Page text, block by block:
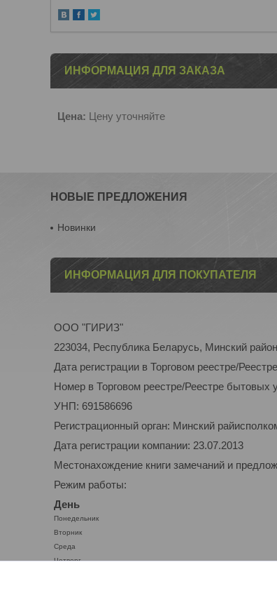
ИНФОРМАЦИЯ ДЛЯ ЗАКАЗА
Цена: Цену уточняйте
НОВЫЕ ПРЕДЛОЖЕНИЯ
Новинки
ИНФОРМАЦИЯ ДЛЯ ПОКУПАТЕЛЯ
ООО "ГИРИЗ"
223034, Республика Беларусь, Минский
Дата регистрации в Торговом реестре/
Номер в Торговом реестре/Реестре бытовых
УНП: 691586696
Регистрационный орган: Минский
Дата регистрации компании: 23.07.2013
Местонахождение книги замечаний и
Режим работы:
День
Понедельник
Вторник
Среда
Четверг